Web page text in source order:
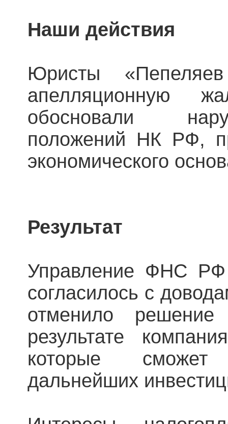
Наши действия
Юристы
апелляционную
обосновали
положений НК РФ,
экономического
Результат
Управление ФНС РФ
согласилось с
отменило
результате
которые сможет
дальнейших